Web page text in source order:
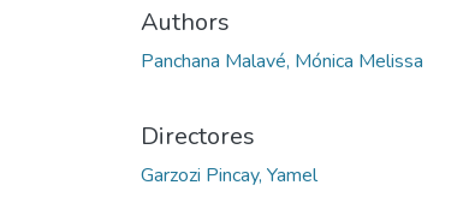
Authors
Panchana Malavé, Mónica Melissa
Directores
Garzozi Pincay, Yamel